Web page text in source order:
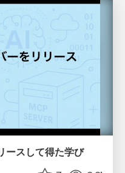
ースして得た学び